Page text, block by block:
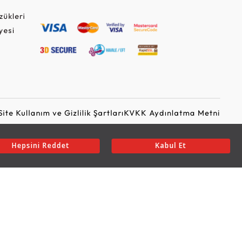
Hepsini Reddet Kabul Et
Kullanım ve Gizlilik ŞartlarıKVKK Aydınlatma Metni